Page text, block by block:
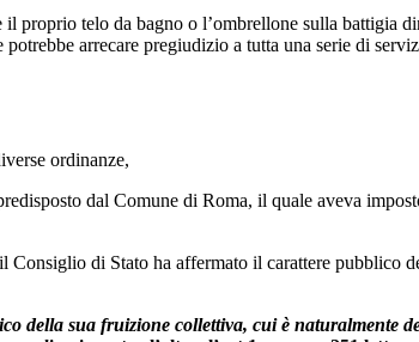
proprio telo da bagno o l’ombrellone sulla battigia
arrecare pregiudizio a tutta una serie di
ordinanze,
dal Comune di Roma, il quale aveva
di Stato ha affermato il carattere pubblico
della sua fruizione collettiva, cui è naturalmente